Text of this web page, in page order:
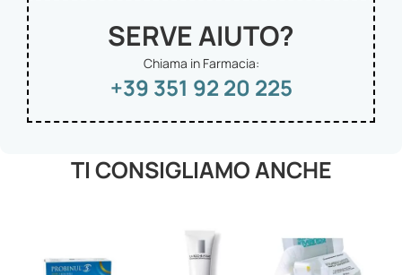
SERVE AIUTO?
Chiama in Farmacia:
+39 351 92 20 225
TI CONSIGLIAMO ANCHE